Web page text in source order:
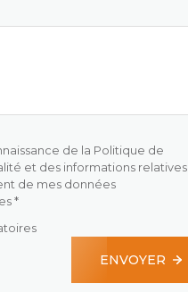
de la Politique de
et des informations relatives
de mes données
*
ENVOYER